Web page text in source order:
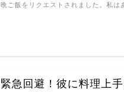
晩ご飯をリクエストされました。私は
緊急回避！彼に料理上